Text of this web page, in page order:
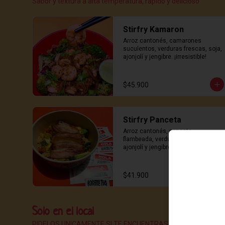
Stirfry Kamaron
Arroz cantonés, camarones
suculentos, verduras frescas, soja,
ajonjolí y jengibre. ¡irresistible!
$45.900
Stirfry Panceta
Arroz cantonés, panceta
flambeada, verduras frescas, soja,
ajonjolí y jengibre. ¡opción
$41.900
Solo en el local